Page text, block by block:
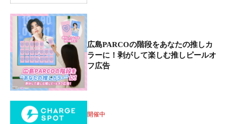
広島PARCOの階段をあなたの推しカ
ラーに！剥がして楽しむ推しピールオ
フ広告
開催中